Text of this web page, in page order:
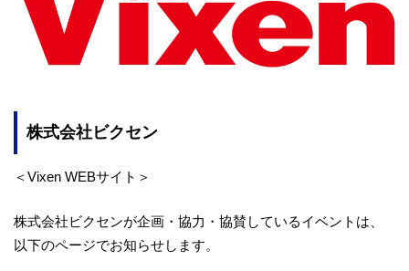
株式会社ビクセン
＜Vixen WEBサイト＞
株式会社ビクセンが企画・協力・協賛しているイベントは、
以下のページでお知らせします。